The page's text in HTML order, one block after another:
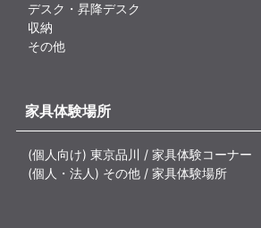
デスク・昇降デスク
収納
その他
家具体験場所
(個人向け) 東京品川 / 家具体験コーナー
(個人・法人) その他 / 家具体験場所